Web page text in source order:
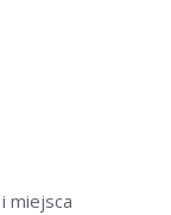
miejsca